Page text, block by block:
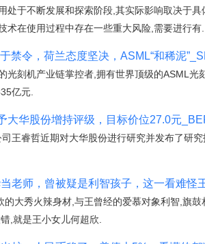
处于不断发展和探索阶段,其实际影响取决于
术在使用过程中存在一些重大风险,需要进行有.
禁令，荷兰态度坚决，ASML“和稀泥
光刻机产业链掌控者,拥有世界顶级的ASML
亿元.
大华股份增持评级，目标价位27.0元
王睿哲近期对大华股份进行研究并发布了研
老师，曾被疑是利智孩子，这一看难怪
的大秀火辣身材,与王曾经的爱慕对象利智,旗
,就是王小女儿何超欣.